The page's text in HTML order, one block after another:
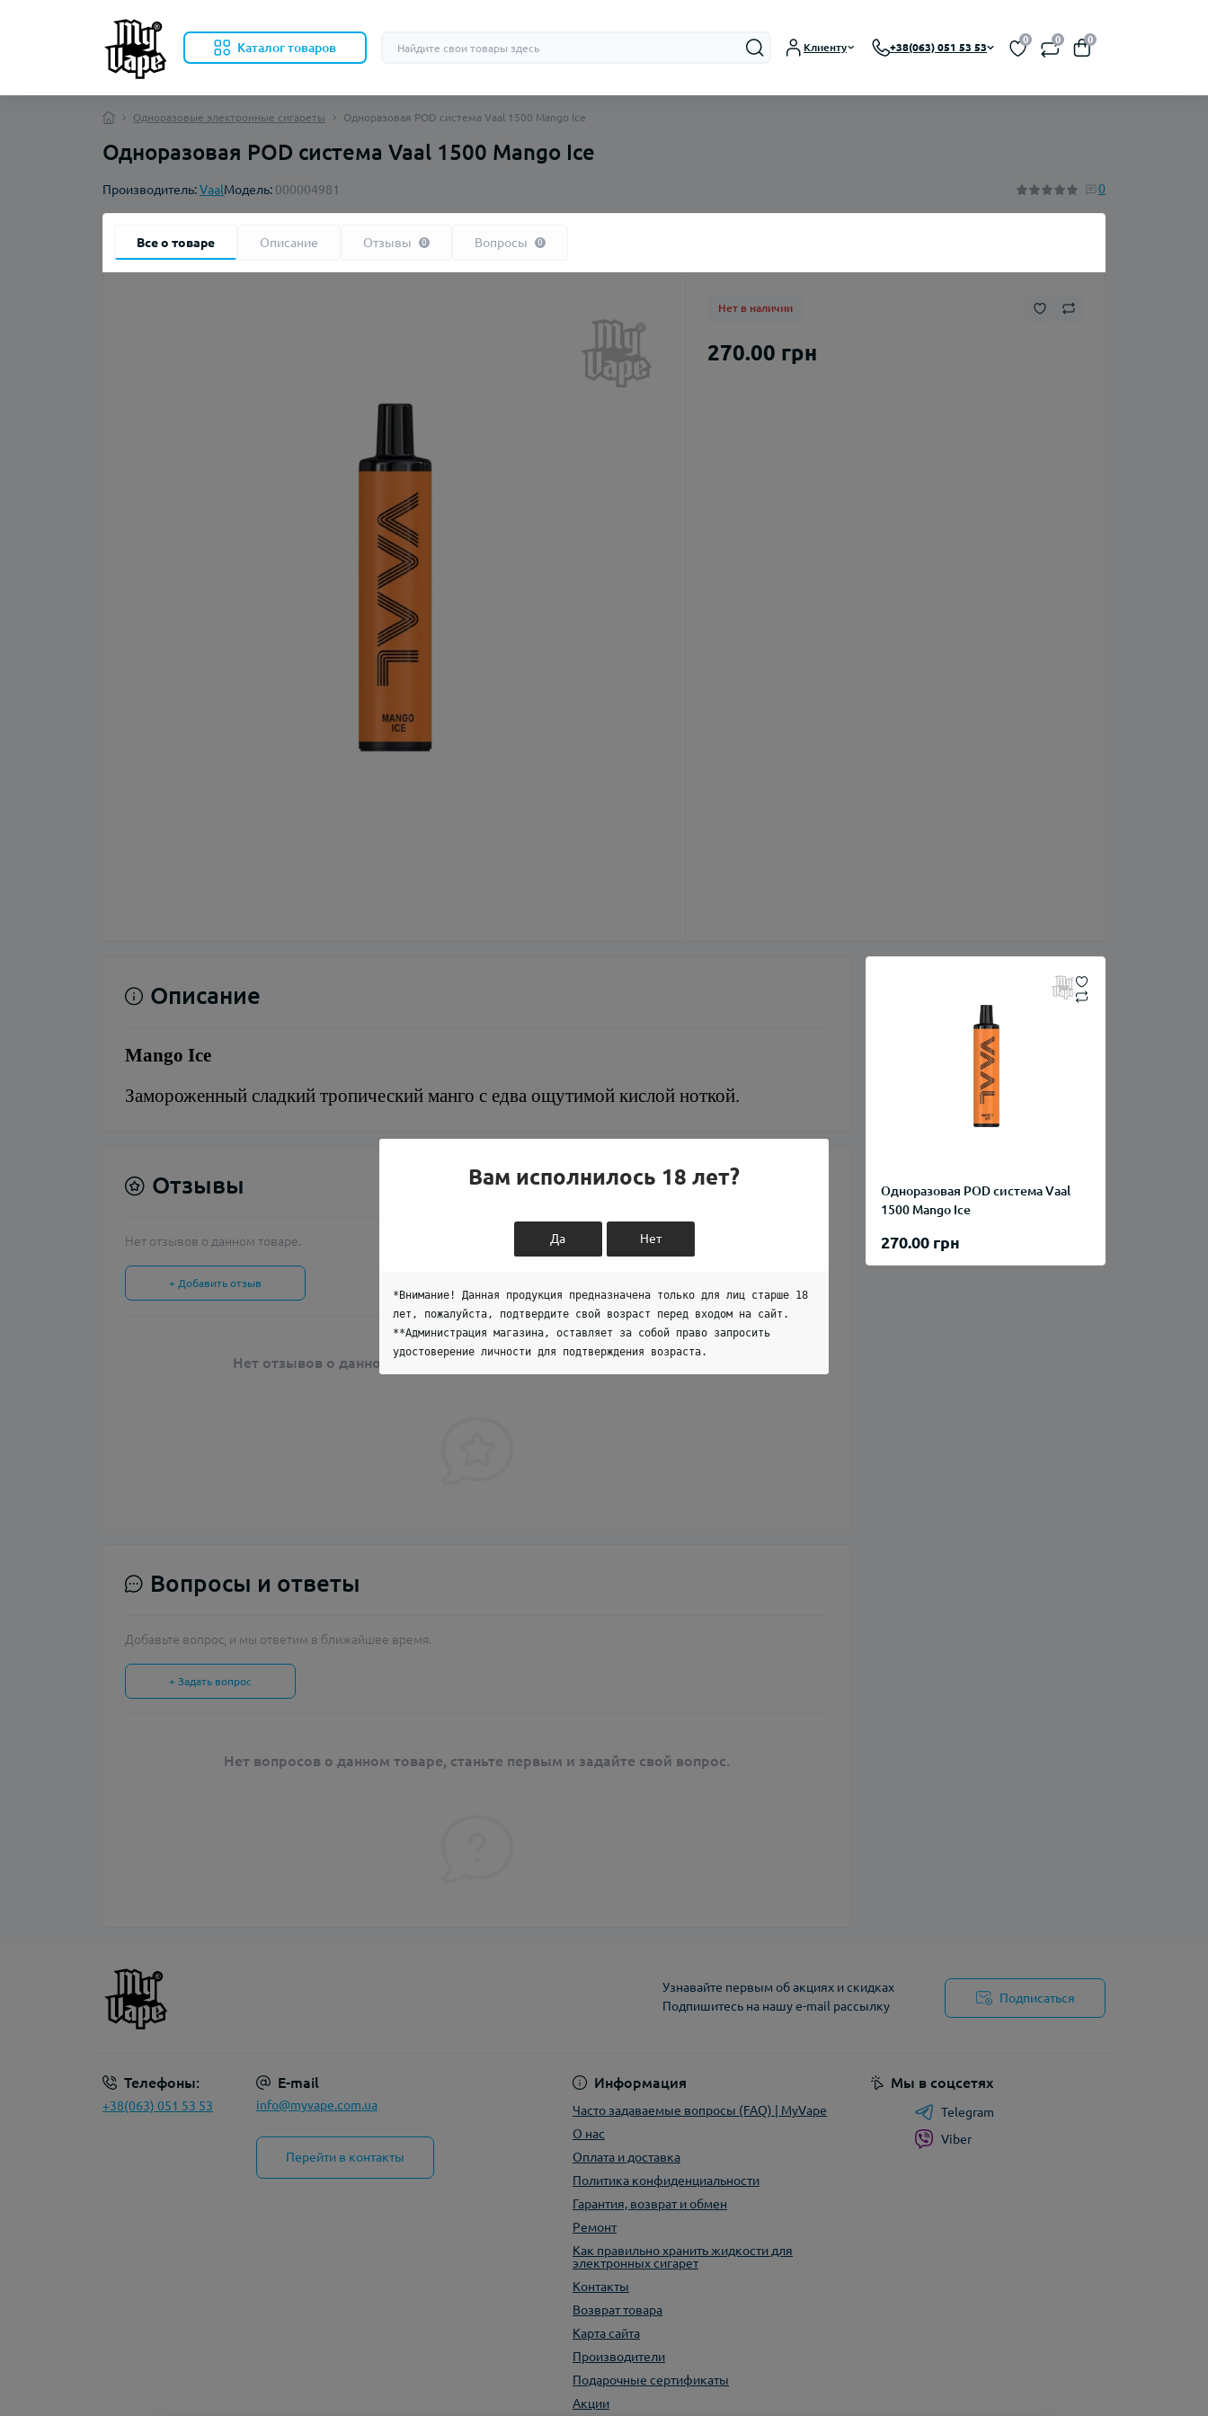
Каталог товаров
На солевом никотине
Клиенту +38(063) 051 53 53
0 0 0
Одноразовые электронные сигареты Одноразовая POD система Vaal 1500 Mango Ice
Одноразовая POD система Vaal 1500 Mango Ice
Производитель:VaalМодель: 000004981 0
Все о товаре Описание Отзывы 0 Вопросы 0
Нет в наличии
270.00 грн
Одноразовая POD система Vaal
1500 Mango Ice
270.00 грн
Описание
Mango Ice
Замороженный сладкий тропический манго с едва ощутимой кислой ноткой.
Отзывы
Нет отзывов о данном товаре.
+ Добавить отзыв
Нет отзывов о данном товаре, станьте первым, оставьте свой отзыв.
Вопросы и ответы
Добавьте вопрос, и мы ответим в ближайшее время.
+ Задать вопрос
Нет вопросов о данном товаре, станьте первым и задайте свой вопрос.
Узнавайте первым об акциях и скидках
Подпишитесь на нашу e-mail рассылку
Подписаться
Телефоны:
+38(063) 051 53 53
E-mail
info@myvape.com.ua
Перейти в контакты
Информация
Часто задаваемые вопросы (FAQ) | MyVape
О нас
Оплата и доставка
Политика конфиденциальности
Гарантия, возврат и обмен
Ремонт
Как правильно хранить жидкости для
электронных сигарет
Контакты
Возврат товара
Карта сайта
Производители
Подарочные сертификаты
Акции
Мы в соцсетях
Telegram
Viber
Вам исполнилось 18 лет?
Да Нет
*Внимание! Данная продукция предназначена только для лиц старше 18
лет, пожалуйста, подтвердите свой возраст перед входом на сайт.
**Администрация магазина, оставляет за собой право запросить
удостоверение личности для подтверждения возраста.